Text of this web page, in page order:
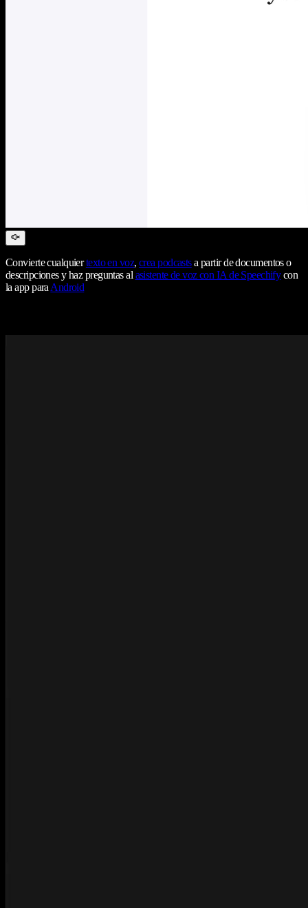
Convierte cualquiertexto en voz, crea podcastsa partir de documentos o
descripciones y haz preguntas alasistente de voz con IA de Speechifycon
la app paraAndroid